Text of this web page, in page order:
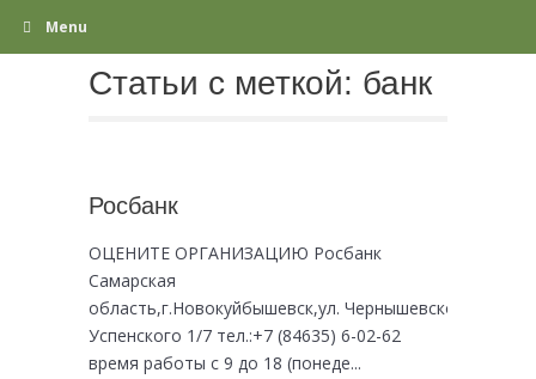
Menu
Статьи с меткой: банк
Росбанк
ОЦЕНИТЕ ОРГАНИЗАЦИЮ Росбанк
Самарская
область,г.Новокуйбышевск,ул. Чернышевского/
Успенского 1/7 тел.:+7 (84635) 6-02-62
время работы с 9 до 18 (понеде...